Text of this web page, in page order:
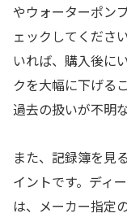
やウォーターポン
ェックしてくださ
いれば、購入後に
クを大幅に下げる
過去の扱いが不明
また、記録簿を見
イントです。ディ
は、メーカー指定